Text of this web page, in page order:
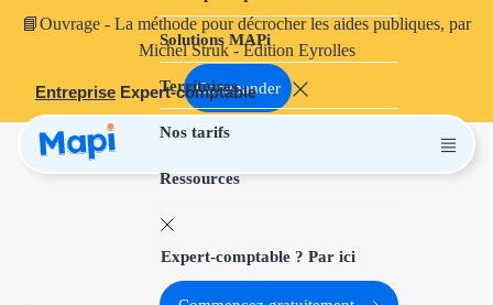
📘Ouvrage - La méthode pour décrocher les aides publiques, par
Michel Struk - Édition Eyrolles
Commander
Entreprise Expert-comptable
Solutions MAPi
Territoires
Nos tarifs
Ressources
Projets finançables
Aides à
Aides
Thématiques
Expert-comptable ? Par ici